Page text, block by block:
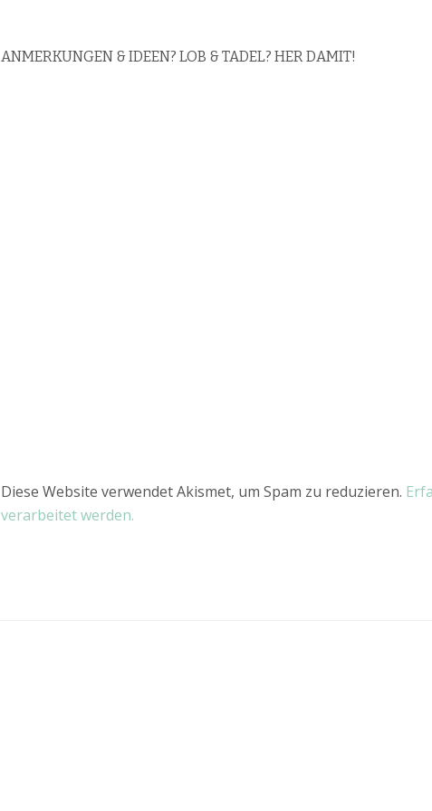
ANMERKUNGEN & IDEEN? LOB & TADEL? HER DAMIT!
Diese Website verwendet Akismet, um Spam zu reduzieren.
verarbeitet werden.